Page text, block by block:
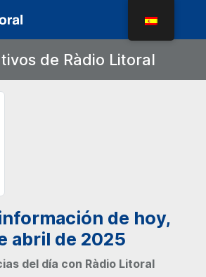
de Ràdio Litoral
de hoy,
abril de 2025
del día con Ràdio Litoral